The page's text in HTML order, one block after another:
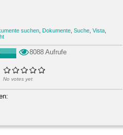
suchen Dokumente Suche Vista
8088 Aufrufe
No votes yet